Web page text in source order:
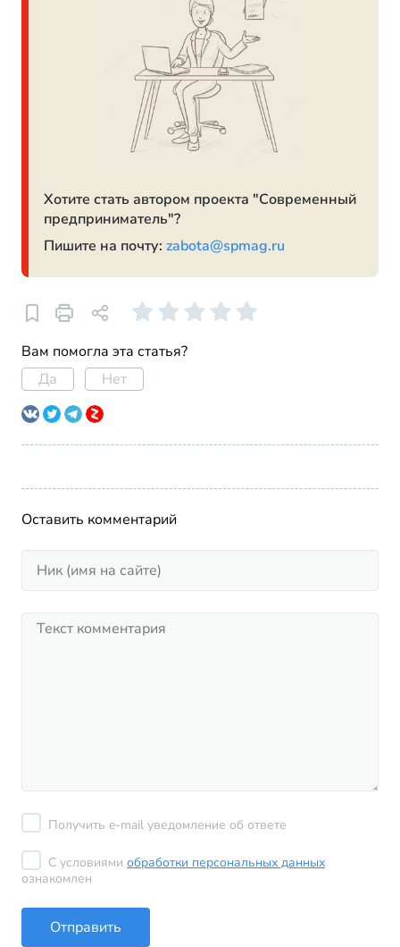
Хотите стать автором проекта "Современный
предприниматель"?
Пишите на почту: zabota@spmag.ru
Вам помогла эта статья?
Да
Нет
Оставить комментарий
Получить e-mail уведомление об ответе
С условиями обработки персональных данных
ознакомлен
Отправить